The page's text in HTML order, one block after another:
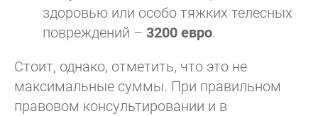
здоровью или особо тяжких телесных
повреждений – 3200 евро.
Стоит, однако, отметить, что это не
максимальные суммы. При правильном
правовом консультировании и в